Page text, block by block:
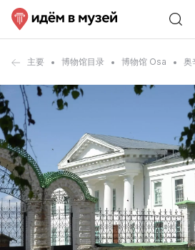
主要 博物馆目录 博物馆 Osa 奥